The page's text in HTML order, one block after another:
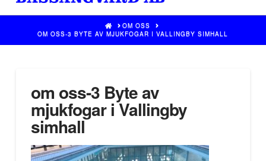
HOMEOM OSS
OM OSS-3 BYTE AV MJUKFOGAR I VALLINGBY SIMHALL
om oss-3 Byte av
mjukfogar i Vallingby
simhall